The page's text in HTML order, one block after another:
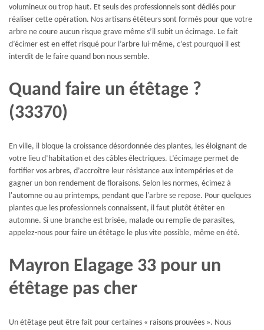
volumineux ou trop haut. Et seuls des professionnels sont dédiés pour
réaliser cette opération. Nos artisans étêteurs sont formés pour que votre
arbre ne coure aucun risque grave même s’il subit un écimage. Le fait
d’écimer est en effet risqué pour l’arbre lui-même, c’est pourquoi il est
interdit de le faire quand bon nous semble.
Quand faire un étêtage ?
(33370)
En ville, il bloque la croissance désordonnée des plantes, les éloignant de
votre lieu d’habitation et des câbles électriques. L’écimage permet de
fortifier vos arbres, d’accroître leur résistance aux intempéries et de
gagner un bon rendement de floraisons. Selon les normes, écimez à
l'automne ou au printemps, pendant que l'arbre se repose. Pour quelques
plantes que les professionnels connaissent, il faut plutôt étêter en
automne. Si une branche est brisée, malade ou remplie de parasites,
appelez-nous pour faire un étêtage le plus vite possible, même en été.
Mayron Elagage 33 pour un
étêtage pas cher
Un étêtage peut être fait pour certaines « raisons prouvées ». Nous